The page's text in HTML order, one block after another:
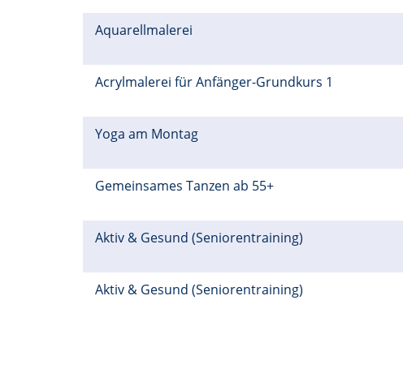
Aquarellmalerei
Acrylmalerei für Anfänger-Grundkurs 1
Yoga am Montag
Gemeinsames Tanzen ab 55+
Aktiv & Gesund (Seniorentraining)
Aktiv & Gesund (Seniorentraining)